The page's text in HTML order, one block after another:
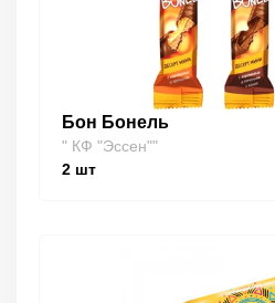
Бон Бонель
" КФ "Эссен""
2 шт